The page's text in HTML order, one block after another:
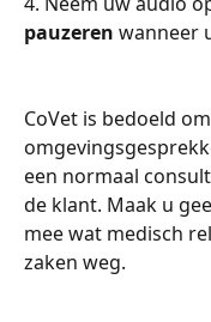
pauzeren wanneer
CoVet is bedoeld
een normaal
de klant. Maak u
mee wat medisch
zaken weg.